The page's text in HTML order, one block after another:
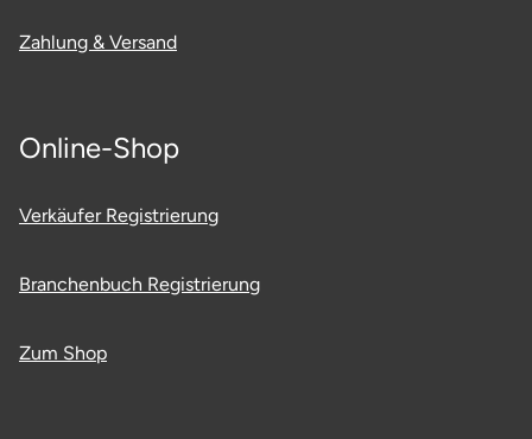
Zahlung & Versand
Online-Shop
Verkäufer Registrierung
Branchenbuch Registrierung
Zum Shop